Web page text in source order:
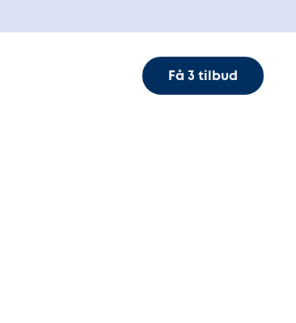
Få 3 tilbud